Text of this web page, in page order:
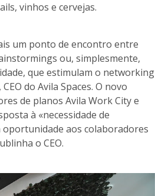
vinhos e cervejas.
um ponto de encontro entre
ou, simplesmente,
que estimulam o networking
do Avila Spaces. O novo
de planos Avila Work City e
à «necessidade de
aos colaboradores
o CEO.